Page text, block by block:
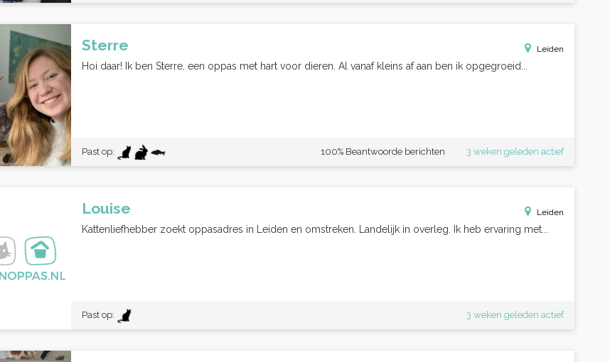
Sterre Leiden
Hoi daar! Ik ben Sterre, een oppas met hart voor dieren. Al vanaf kleins af aan ben ik opgegroeid...
Past op: 3 weken geleden actief
100% Beantwoorde berichten
Louise Leiden
Kattenliefhebber zoekt oppasadres in Leiden en omstreken. Landelijk in overleg. Ik heb ervaring met...
Past op: 3 weken geleden actief